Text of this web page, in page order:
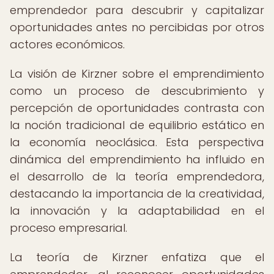
emprendedor para descubrir y capitalizar
oportunidades antes no percibidas por otros
actores económicos.
La visión de Kirzner sobre el emprendimiento
como un proceso de descubrimiento y
percepción de oportunidades contrasta con
la noción tradicional de equilibrio estático en
la economía neoclásica. Esta perspectiva
dinámica del emprendimiento ha influido en
el desarrollo de la teoría emprendedora,
destacando la importancia de la creatividad,
la innovación y la adaptabilidad en el
proceso empresarial.
La teoría de Kirzner enfatiza que el